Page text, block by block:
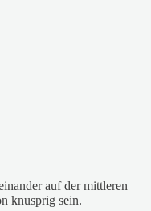
auf der mittleren
knusprig sein.